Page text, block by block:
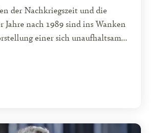
der Nachkriegszeit und die
Jahre nach 1989 sind ins Wanken
einer sich unaufhaltsam...